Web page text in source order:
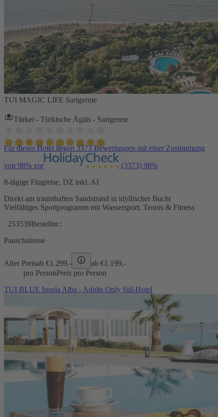
TUI MAGIC LIFE Sarigerme
Türkei - Türkische Ägäis - Sarigerme
Für dieses Hotel liegen 3373 Bewertungen mit einer Zustimmung
von 98% vor (3373) 98%
8-tägige Flugreise, DZ inkl. AI
Direkt am traumhaften Sandstrand in idyllischer Bucht
Vielfältiges Sportprogramm mit Wassersport, Tennis & Fitness
253539Bestellnr.:
Pauschalreise
Alter Preisab €1.299,- ab €1.199,-
pro PersonPreis pro Person
TUI BLUE Insula Alba - Adults Only Stil-Hotel